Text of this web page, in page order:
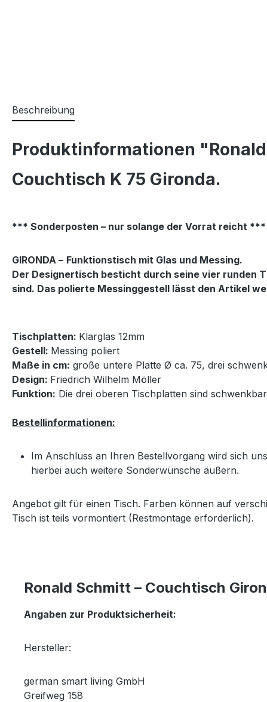
Beschreibung
Produktinformationen
Couchtisch K 75 Gironda.
*** Sonderposten – nur solange der Vorrat reicht ***
GIRONDA – Funktionstisch mit Glas und Messing.
Der Designertisch besticht durch seine vier runden
sind. Das polierte Messinggestell lässt den Artikel
Tischplatten: Klarglas 12mm
Gestell: Messing poliert
Maße in cm: große untere Platte Ø ca. 75, drei
Design: Friedrich Wilhelm Möller
Funktion: Die drei oberen Tischplatten sind
Bestellinformationen:
Im Anschluss an Ihren Bestellvorgang wird sich
hierbei auch weitere Sonderwünsche äußern.
Angebot gilt für einen Tisch. Farben können auf
Tisch ist teils vormontiert (Restmontage erforderlich).
Ronald Schmitt – Couchtisch
Angaben zur Produktsicherheit:
Hersteller:
german smart living GmbH
Greifweg 158